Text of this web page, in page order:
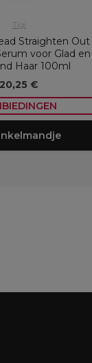
Tigi
Straighten Out
voor Glad en
Haar 100ml
20,25 €